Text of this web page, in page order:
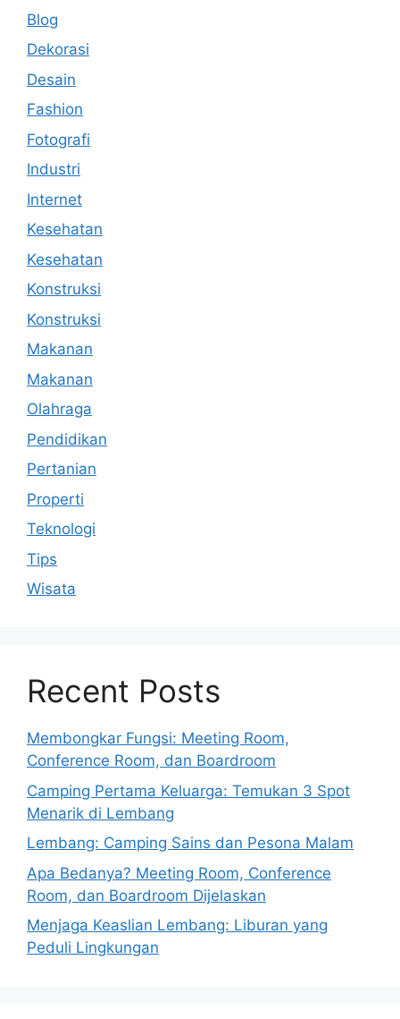
Blog
Dekorasi
Desain
Fashion
Fotografi
Industri
Internet
Kesehatan
Kesehatan
Konstruksi
Konstruksi
Makanan
Makanan
Olahraga
Pendidikan
Pertanian
Properti
Teknologi
Tips
Wisata
Recent Posts
Membongkar Fungsi: Meeting Room,
Conference Room, dan Boardroom
Camping Pertama Keluarga: Temukan 3 Spot
Menarik di Lembang
Lembang: Camping Sains dan Pesona Malam
Apa Bedanya? Meeting Room, Conference
Room, dan Boardroom Dijelaskan
Menjaga Keaslian Lembang: Liburan yang
Peduli Lingkungan